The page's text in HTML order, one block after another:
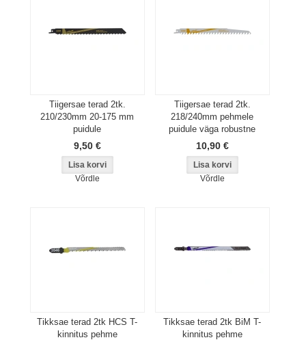
Tiigersae terad 2tk.
210/230mm 20-175 mm
puidule
9,50 €
Võrdle
Tiigersae terad 2tk.
218/240mm pehmele
puidule väga robustne
10,90 €
Võrdle
Tikksae terad 2tk HCS T-
kinnitus pehme
Tikksae terad 2tk BiM T-
kinnitus pehme